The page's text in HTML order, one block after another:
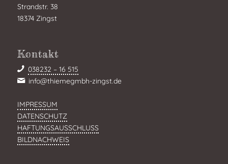
Strandstr. 38
18374 Zingst
Kontakt
038232 – 16 515
info@thiemegmbh-zingst.de
IMPRESSUM
DATENSCHUTZ
HAFTUNGSAUSSCHLUSS
BILDNACHWEIS